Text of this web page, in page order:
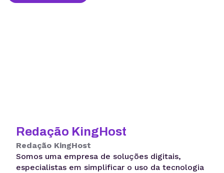
Redação KingHost
Redação KingHost
Somos uma empresa de soluções digitais,
especialistas em simplificar o uso da tecnologia